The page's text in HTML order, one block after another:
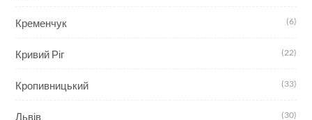
Кременчук (6)
Кривий Ріг (22)
Кропивницький (33)
Львів (30)